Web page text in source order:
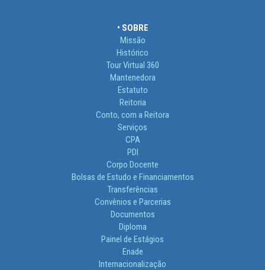
• SOBRE
Missão
Histórico
Tour Virtual 360
Mantenedora
Estatuto
Reitoria
Conto, com a Reitora
Serviços
CPA
PDI
Corpo Docente
Bolsas de Estudo e Financiamentos
Transferências
Convênios e Parcerias
Documentos
Diploma
Painel de Estágios
Enade
Internacionalização